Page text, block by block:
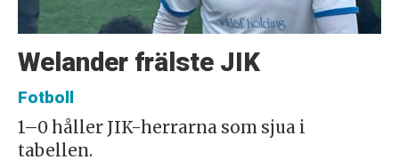
Welander frälste JIK
Fotboll
1–0 håller JIK-herrarna som sjua i
tabellen.